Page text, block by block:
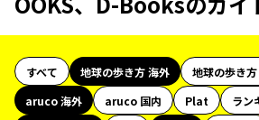
すべて 地球の歩き方 海外
地球の歩き方
aruco 海外
aruco 国内 Plat
ラン